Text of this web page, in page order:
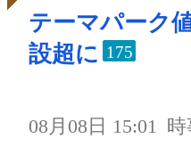
テーマパーク
設超に 175
08月08日 15:01